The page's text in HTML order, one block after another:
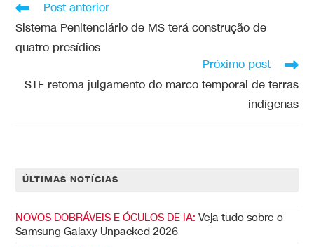
Post anterior
Sistema Penitenciário de MS terá construção de
quatro presídios
Próximo post
STF retoma julgamento do marco temporal de terras
indígenas
ÚLTIMAS NOTÍCIAS
NOVOS DOBRÁVEIS E ÓCULOS DE IA: Veja tudo sobre o
Samsung Galaxy Unpacked 2026